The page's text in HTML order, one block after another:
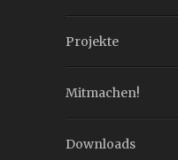
Projekte
Mitmachen!
Downloads